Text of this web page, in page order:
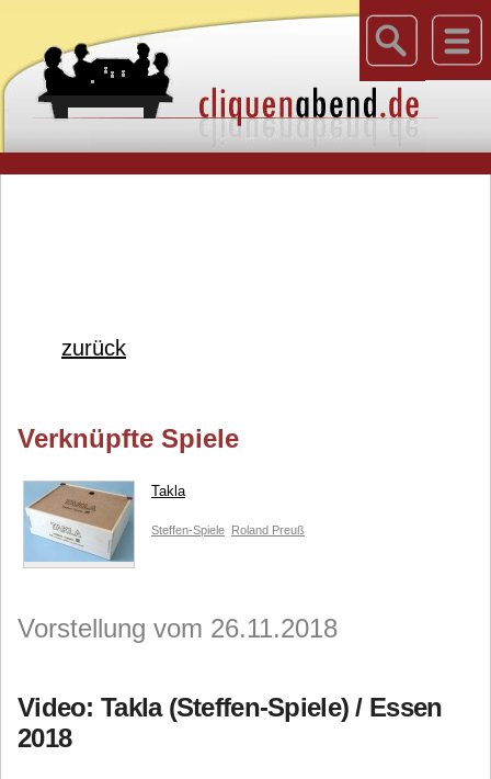
zurück
Verknüpfte Spiele
Takla
Steffen-Spiele Roland Preuß
Vorstellung vom 26.11.2018
Video: Takla (Steffen-Spiele) / Essen
2018